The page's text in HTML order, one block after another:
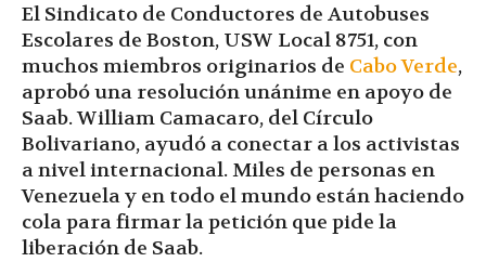
El Sindicato de Conductores de Autobuses
Escolares de Boston, USW Local 8751, con
muchos miembros originarios de Cabo Verde,
aprobó una resolución unánime en apoyo de
Saab. William Camacaro, del Círculo
Bolivariano, ayudó a conectar a los activistas
a nivel internacional. Miles de personas en
Venezuela y en todo el mundo están haciendo
cola para firmar la petición que pide la
liberación de Saab.